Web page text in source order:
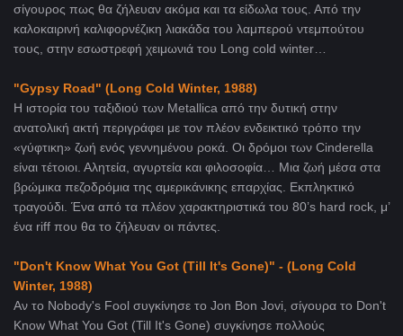
σίγουρος πως θα ζήλευαν ακόμα και τα είδωλα τους. Από την
καλοκαιρινή καλιφορνέζικη λιακάδα του λαμπερού ντεμπούτου
τους, στην εσωστρεφή χειμωνιά του Long cold winter…
"Gypsy Road" (Long Cold Winter, 1988)
H ιστορία του ταξιδιού των Metallica από την δυτική στην
ανατολική ακτή περιγράφει με τον πλέον ενδεικτικό τρόπο την
«γύφτικη» ζωή ενός γεννημένου ροκά. Οι δρόμοι των Cinderella
είναι τέτοιοι. Αλητεία, αγυρτεία και φιλοσοφία… Μια ζωή μέσα στα
βρώμικα πεζοδρόμια της αμερικάνικης επαρχίας. Εκπληκτικό
τραγούδι. Ένα από τα πλέον χαρακτηριστικά του 80’s hard rock, μ’
ένα riff που θα το ζήλευαν οι πάντες.
"Don't Know What You Got (Till It's Gone)" - (Long Cold
Winter, 1988)
Αν το Nobody's Fool συγκίνησε το Jon Bon Jovi, σίγουρα το Don't
Know What You Got (Till It's Gone) συγκίνησε πολλούς